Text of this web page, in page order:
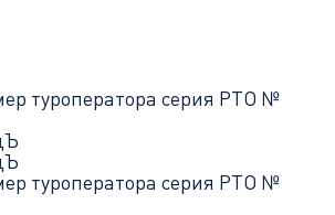
туроператора серия РТО №
туроператора серия РТО №